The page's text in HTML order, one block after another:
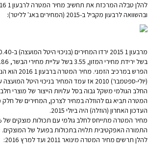
ובהשוואה לרבעון מקביל ב-2015
(המחירים באג' לליטר):
החלב הגולמי משקל גבוה בסל עלויות הייצור של מוצרי
המטרה תביא גם להוזלה במחיר לצרכן, המחירים של
העדכון האחרון (הוזלה) היה ביולי 2015.
התמורה האפקטיבית תלויה בתכולות בפועל של המוצקים.
להלן תרשים מחיר המטרה מינואר 2011 ועד למרץ 2016: